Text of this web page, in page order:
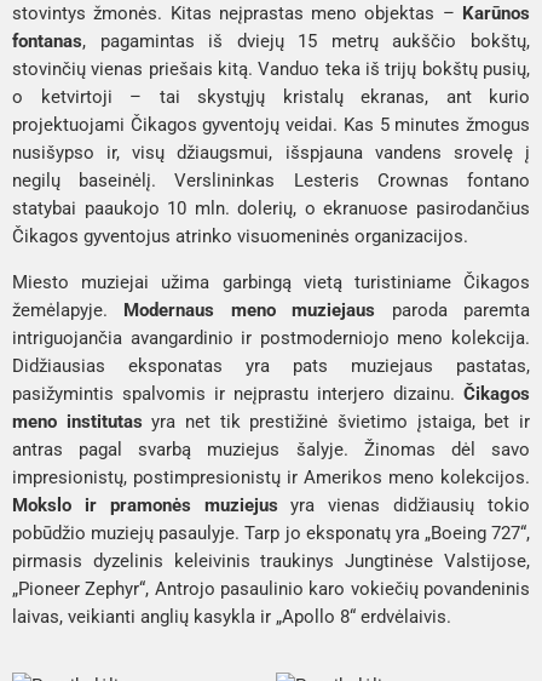
stovintys žmonės. Kitas neįprastas meno objektas – Karūnos
fontanas, pagamintas iš dviejų 15 metrų aukščio bokštų,
stovinčių vienas priešais kitą. Vanduo teka iš trijų bokštų pusių,
o ketvirtoji – tai skystųjų kristalų ekranas, ant kurio
projektuojami Čikagos gyventojų veidai. Kas 5 minutes žmogus
nusišypso ir, visų džiaugsmui, išspjauna vandens srovelę į
negilų baseinėlį. Verslininkas Lesteris Crownas fontano
statybai paaukojo 10 mln. dolerių, o ekranuose pasirodančius
Čikagos gyventojus atrinko visuomeninės organizacijos.
Miesto muziejai užima garbingą vietą turistiniame Čikagos
žemėlapyje. Modernaus meno muziejaus paroda paremta
intriguojančia avangardinio ir postmoderniojo meno kolekcija.
Didžiausias eksponatas yra pats muziejaus pastatas,
pasižymintis spalvomis ir neįprastu interjero dizainu. Čikagos
meno institutas yra net tik prestižinė švietimo įstaiga, bet ir
antras pagal svarbą muziejus šalyje. Žinomas dėl savo
impresionistų, postimpresionistų ir Amerikos meno kolekcijos.
Mokslo ir pramonės muziejus yra vienas didžiausių tokio
pobūdžio muziejų pasaulyje. Tarp jo eksponatų yra „Boeing 727“,
pirmasis dyzelinis keleivinis traukinys Jungtinėse Valstijose,
„Pioneer Zephyr“, Antrojo pasaulinio karo vokiečių povandeninis
laivas, veikianti anglių kasykla ir „Apollo 8“ erdvėlaivis.